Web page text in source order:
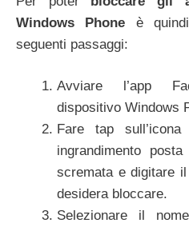
Windows Phone è
seguenti passaggi:
Avviare l’app
dispositivo Windows
Fare tap
ingrandimento
scremata e digitare
desidera bloccare.
Selezionare il